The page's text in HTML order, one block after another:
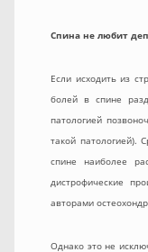
Спина не любит
Если исходить из
болей в спине
патологией
такой патологией).
спине наиболее
дистрофические
авторами
Однако это не